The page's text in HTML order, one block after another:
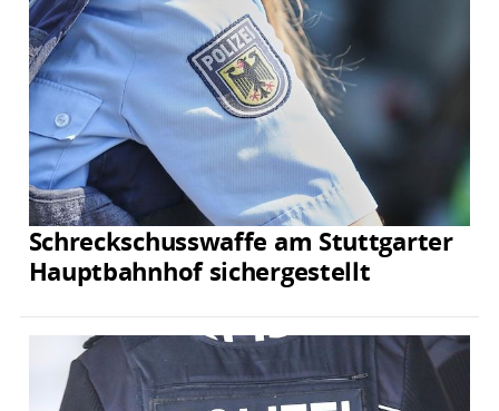
Schreckschusswaffe am Stuttgarter
Hauptbahnhof sichergestellt